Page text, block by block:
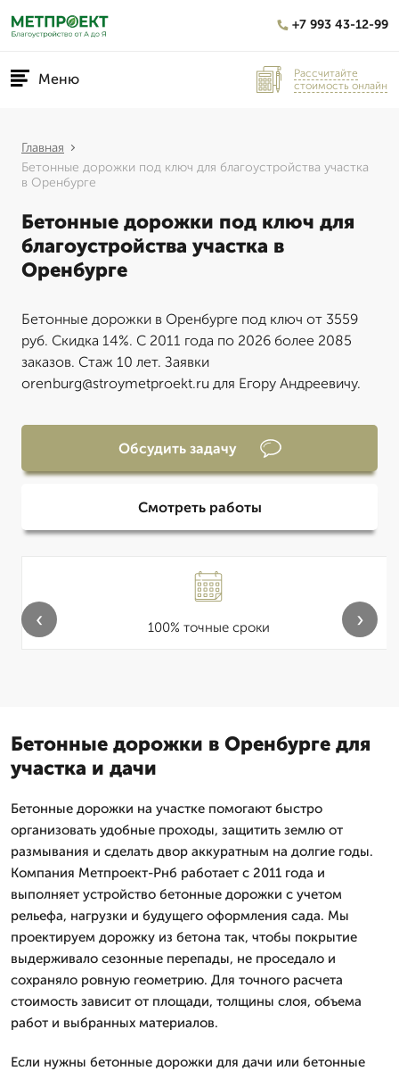
+7 993 43-12-99
Меню
Рассчитайте
стоимость онлайн
Главная
Бетонные дорожки под ключ для благоустройства участка
в Оренбурге
Бетонные дорожки под ключ для
благоустройства участка в
Оренбурге
Бетонные дорожки в Оренбурге под ключ от 3559
руб. Скидка 14%. С 2011 года по 2026 более 2085
заказов. Стаж 10 лет. Заявки
orenburg@stroymetproekt.ru для Егору Андреевичу.
Обсудить задачу
Смотреть работы
100% точные сроки
‹ ›
Бетонные дорожки в Оренбурге для
участка и дачи
Бетонные дорожки на участке помогают быстро
организовать удобные проходы, защитить землю от
размывания и сделать двор аккуратным на долгие годы.
Компания Метпроект-Рнб работает с 2011 года и
выполняет устройство бетонные дорожки с учетом
рельефа, нагрузки и будущего оформления сада. Мы
проектируем дорожку из бетона так, чтобы покрытие
выдерживало сезонные перепады, не проседало и
сохраняло ровную геометрию. Для точного расчета
стоимость зависит от площади, толщины слоя, объема
работ и выбранных материалов.
Если нужны бетонные дорожки для дачи или бетонные